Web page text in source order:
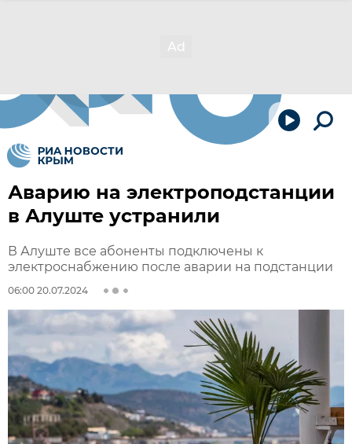
Аварию на электроподстанции
в Алуште устранили
В Алуште все абоненты подключены к
электроснабжению после аварии на подстанции
06:00 20.07.2024